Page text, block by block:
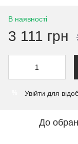
В наявності
3 111 грн
Увійти для
До